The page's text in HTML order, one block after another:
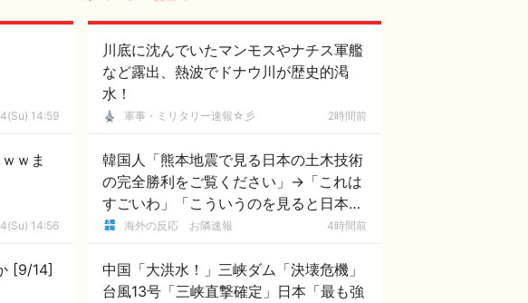
14:59
ｗま
14:56
夫「そうめんでいいよ」妻さん「ぎゃおおおおおおおん」どうすればよかったのか [9/14]
川底に沈んでいたマンモスやナチス軍艦
など露出、熱波でドナウ川が歴史的渇
水！
軍事・ミリタリー速報☆彡 2時間前
韓国人「熊本地震で見る日本の土木技術
の完全勝利をご覧ください」→「これは
すごいわ」「こういうのを見ると日本人
は何か適当に作る感じがしない・・・」
海外の反応 お隣速報 4時間前
中国「大洪水！」三峡ダム「決壊危機」
台風13号「三峡直撃確定」日本「最も強